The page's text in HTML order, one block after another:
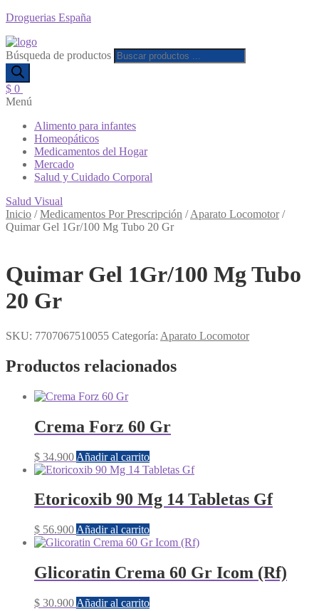
Droguerias España
Búsqueda de productos
$ 0
Menú
Alimento para infantes
Homeopáticos
Medicamentos del Hogar
Mercado
Salud y Cuidado Corporal
Salud Visual
Inicio /Medicamentos Por Prescripción /Aparato Locomotor/
Quimar Gel 1Gr/100 Mg Tubo 20 Gr
Quimar Gel 1Gr/100 Mg Tubo
20 Gr
SKU: 7707067510055 Categoría: Aparato Locomotor
Productos relacionados
Crema Forz 60 Gr
$ 34.900 Añadir al carrito
Etoricoxib 90 Mg 14 Tabletas Gf
$ 56.900 Añadir al carrito
Glicoratin Crema 60 Gr Icom (Rf)
$ 30.900 Añadir al carrito